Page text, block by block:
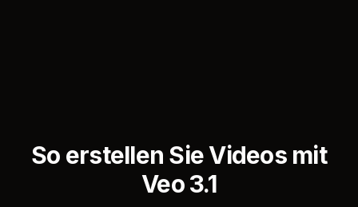
So erstellen Sie Videos mit
Veo 3.1